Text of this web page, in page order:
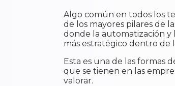
Algo común en todos los
de los mayores pilares de
donde la automatización y
más estratégico dentro de
Esta es una de las formas
que se tienen en las
valorar.